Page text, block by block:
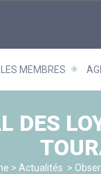
LES MEMBRES
DES
> Actualités >